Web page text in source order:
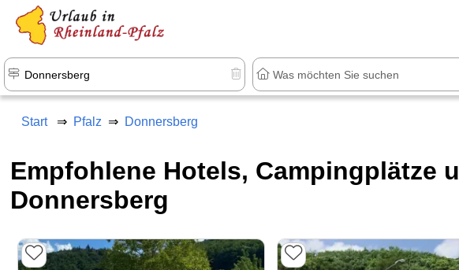
Start Pfalz Donnersberg
Empfohlene Hotels, Campingplätze
Donnersberg